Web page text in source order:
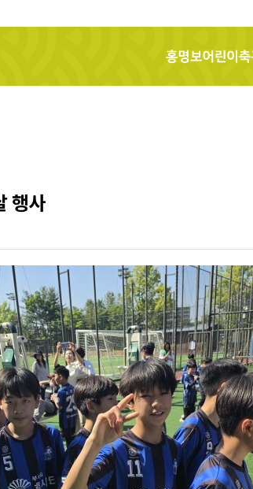
홍명보어린이축구교실
행사